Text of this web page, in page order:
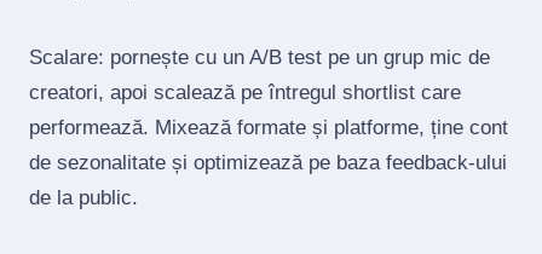
Scalare: pornește cu un A/B test pe un grup mic de
creatori, apoi scalează pe întregul shortlist care
performează. Mixează formate și platforme, ține cont
de sezonalitate și optimizează pe baza feedback‑ului
de la public.